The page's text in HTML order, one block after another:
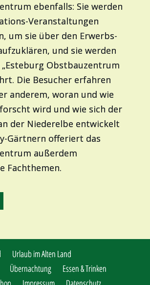
ebenfalls: Sie werden
Veranstaltungen
um sie über den Erwerbs-
und sie werden
Obstbauzentrum
Die Besucher erfahren
anderem, woran und wie
wird und wie sich der
der Niederelbe entwickelt
Gärtnern offeriert das
außerdem
Fachthemen.
Urlaub im Alten Land
Übernachtung
Essen & Trinken